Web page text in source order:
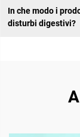
In che modo i
disturbi digestivi?